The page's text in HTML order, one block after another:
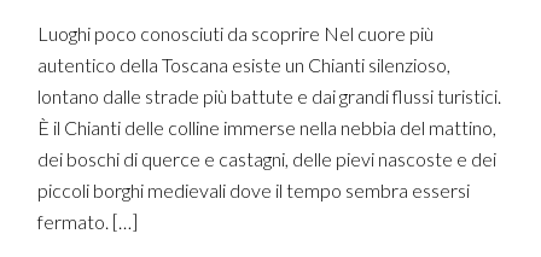
Luoghi poco conosciuti da scoprire Nel cuore più
autentico della Toscana esiste un Chianti silenzioso,
lontano dalle strade più battute e dai grandi flussi turistici.
È il Chianti delle colline immerse nella nebbia del mattino,
dei boschi di querce e castagni, delle pievi nascoste e dei
piccoli borghi medievali dove il tempo sembra essersi
fermato. […]